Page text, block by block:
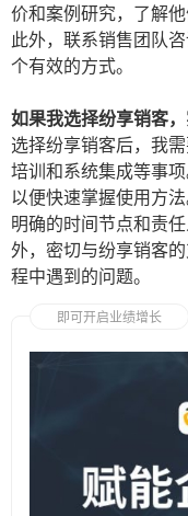
价和案例研究，了解
此外，联系销售团队
个有效的方式。
如果我选择纷享销客
选择纷享销客后，我
培训和系统集成等事
以便快速掌握使用方
明确的时间节点和责
外，密切与纷享销客
程中遇到的问题。
即可开启业绩增长